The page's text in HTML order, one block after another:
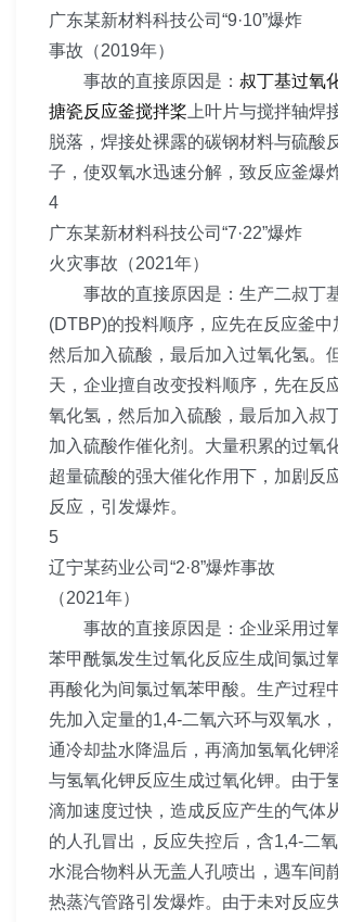
广东某新材料科技公司“9·10”爆炸
事故（2019年）
事故的直接原因是： 叔丁基过氧
搪瓷反应釜搅拌桨 上叶片与搅拌轴焊
脱落，焊接处裸露的碳钢材料与硫酸
子，使双氧水迅速分解，致反应釜爆炸
4
广东某新材料科技公司“7·22”爆炸
火灾事故（2021年）
事故的直接原因是：生产二叔丁
(DTBP)的投料顺序，应先在反应釜中
然后加入硫酸，最后加入过氧化氢。
天，企业擅自改变投料顺序，先在反
氧化氢，然后加入硫酸，最后加入叔
加入硫酸作催化剂。大量积累的过氧
超量硫酸的强大催化作用下，加剧反
反应，引发爆炸。
5
辽宁某药业公司“2·8”爆炸事故
（2021年）
事故的直接原因是：企业采用过
苯甲酰氯发生过氧化反应生成间氯过
再酸化为间氯过氧苯甲酸。生产过程
先加入定量的1,4-二氧六环与双氧水，
通冷却盐水降温后，再滴加氢氧化钾
与氢氧化钾反应生成过氧化钾。由于
滴加速度过快，造成反应产生的气体
的人孔冒出，反应失控后，含1,4-二
水混合物料从无盖人孔喷出，遇车间
热蒸汽管路引发爆炸。由于未对反应